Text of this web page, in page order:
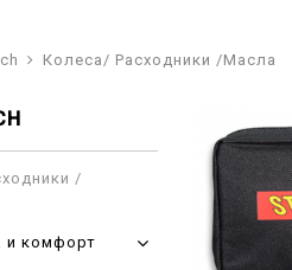
Колеса/ Расходники /Масла
/
и комфорт